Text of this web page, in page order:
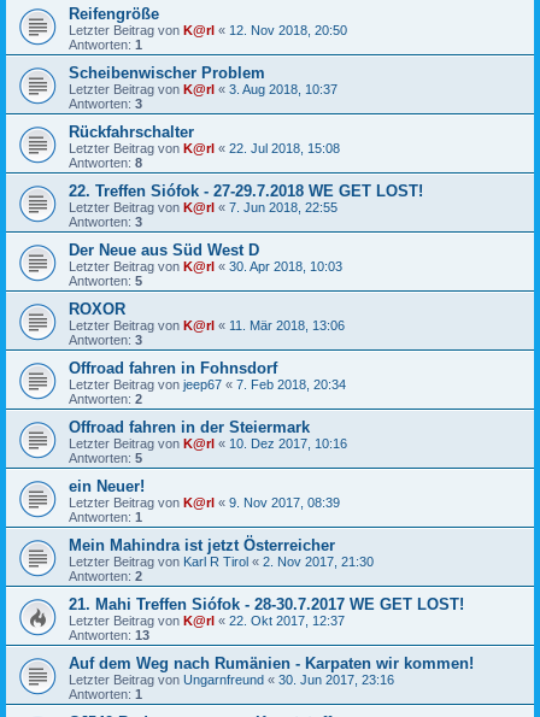
Reifengröße
Letzter Beitrag von K@rl « 12. Nov 2018, 20:50
Antworten: 1
Scheibenwischer Problem
Letzter Beitrag von K@rl « 3. Aug 2018, 10:37
Antworten: 3
Rückfahrschalter
Letzter Beitrag von K@rl « 22. Jul 2018, 15:08
Antworten: 8
22. Treffen Siófok - 27-29.7.2018 WE GET LOST!
Letzter Beitrag von K@rl « 7. Jun 2018, 22:55
Antworten: 3
Der Neue aus Süd West D
Letzter Beitrag von K@rl « 30. Apr 2018, 10:03
Antworten: 5
ROXOR
Letzter Beitrag von K@rl « 11. Mär 2018, 13:06
Antworten: 3
Offroad fahren in Fohnsdorf
Letzter Beitrag von jeep67 « 7. Feb 2018, 20:34
Antworten: 2
Offroad fahren in der Steiermark
Letzter Beitrag von K@rl « 10. Dez 2017, 10:16
Antworten: 5
ein Neuer!
Letzter Beitrag von K@rl « 9. Nov 2017, 08:39
Antworten: 1
Mein Mahindra ist jetzt Österreicher
Letzter Beitrag von Karl R Tirol « 2. Nov 2017, 21:30
Antworten: 2
21. Mahi Treffen Siófok - 28-30.7.2017 WE GET LOST!
Letzter Beitrag von K@rl « 22. Okt 2017, 12:37
Antworten: 13
Auf dem Weg nach Rumänien - Karpaten wir kommen!
Letzter Beitrag von Ungarnfreund « 30. Jun 2017, 23:16
Antworten: 1